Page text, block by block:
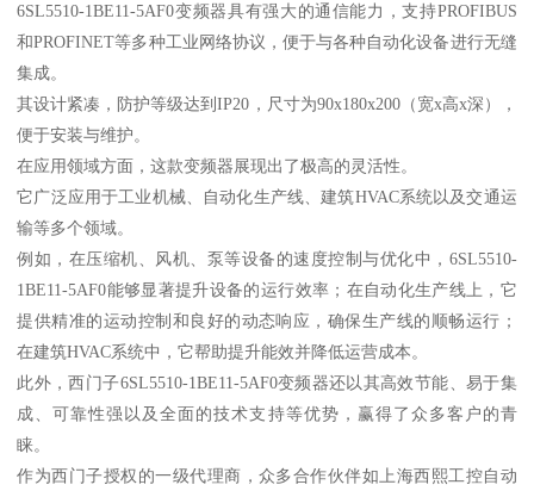
6SL5510-1BE11-5AF0变频器具有强大的通信能力，支持PROFIBUS
和PROFINET等多种工业网络协议，便于与各种自动化设备进行无缝
集成。
其设计紧凑，防护等级达到IP20，尺寸为90x180x200（宽x高x深），
便于安装与维护。
在应用领域方面，这款变频器展现出了极高的灵活性。
它广泛应用于工业机械、自动化生产线、建筑HVAC系统以及交通运
输等多个领域。
例如，在压缩机、风机、泵等设备的速度控制与优化中，6SL5510-
1BE11-5AF0能够显著提升设备的运行效率；在自动化生产线上，它
提供精准的运动控制和良好的动态响应，确保生产线的顺畅运行；
在建筑HVAC系统中，它帮助提升能效并降低运营成本。
此外，西门子6SL5510-1BE11-5AF0变频器还以其高效节能、易于集
成、可靠性强以及全面的技术支持等优势，赢得了众多客户的青
睐。
作为西门子授权的一级代理商，众多合作伙伴如上海西熙工控自动